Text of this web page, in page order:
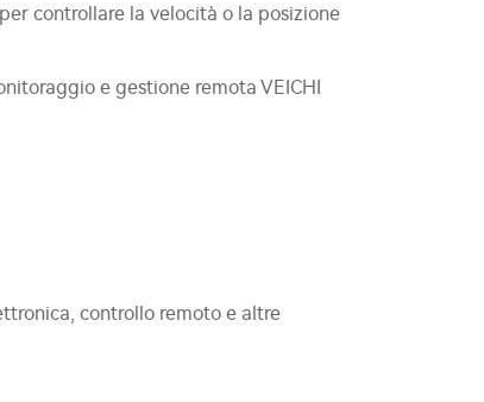
controllare la velocità o la posizione
e gestione remota VEICHI
controllo remoto e altre